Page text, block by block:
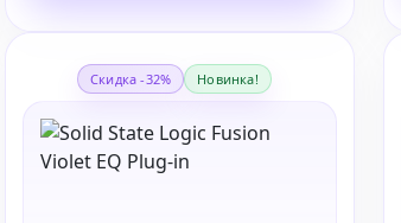
Скидка -32% Новинка!